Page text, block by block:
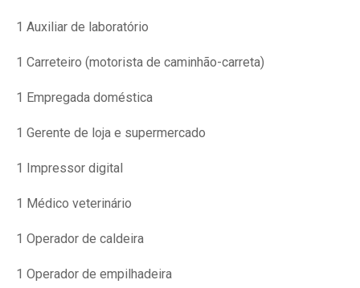
1 Auxiliar de laboratório
1 Carreteiro (motorista de caminhão-carreta)
1 Empregada doméstica
1 Gerente de loja e supermercado
1 Impressor digital
1 Médico veterinário
1 Operador de caldeira
1 Operador de empilhadeira